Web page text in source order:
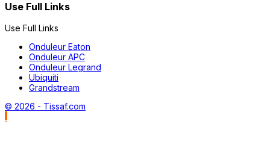
Use Full Links
Use Full Links
Onduleur Eaton
Onduleur APC
Onduleur Legrand
Ubiquiti
Grandstream
© 2026 - Tissaf.com